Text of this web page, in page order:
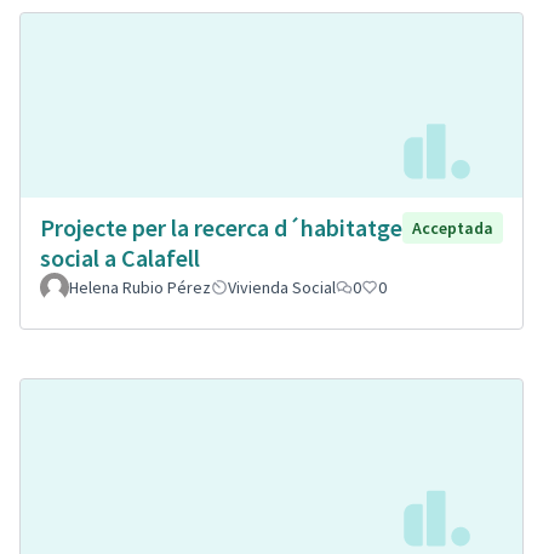
Projecte per la recerca d´habitatge
social a Calafell
Acceptada
Helena Rubio Pérez Vivienda Social 0 0